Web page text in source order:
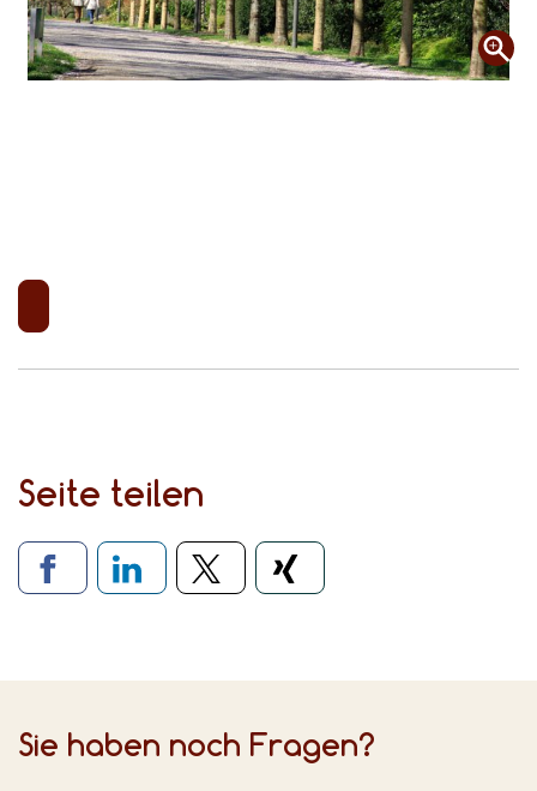
Seite teilen
Verlinkung zu sozialen Medien
Sie haben noch Fragen?